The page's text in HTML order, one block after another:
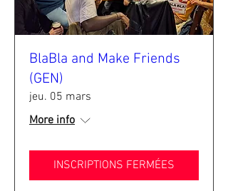
BlaBla and Make Friends
(GEN)
jeu. 05 mars
More info
INSCRIPTIONS FERMÉES